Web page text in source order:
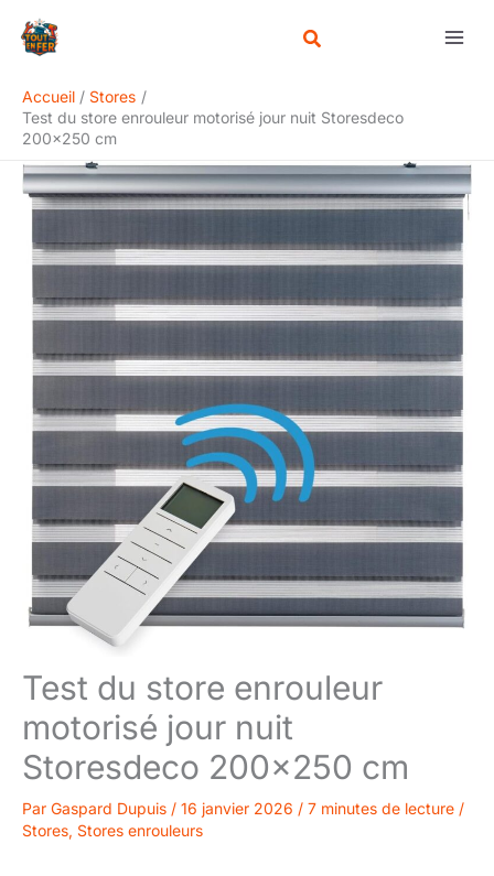
Accueil
Stores
Test du store enrouleur motorisé jour nuit Storesdeco
200×250 cm
Test du store enrouleur
motorisé jour nuit
Storesdeco 200×250 cm
Par Gaspard Dupuis / 16 janvier 2026 / 7 minutes de lecture /
Stores, Stores enrouleurs